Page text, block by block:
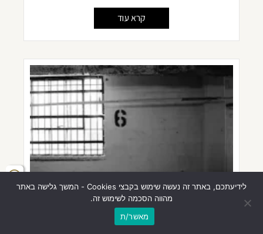
קרא עוד
העליון: לא ניתן להעביר מחסנים
לידיעתכם, באתר זה נעשה שימוש בקבצי Cookies - המשך גלישה באתר
מהווה הסכמה לשימוש זה.
מאשר/ת